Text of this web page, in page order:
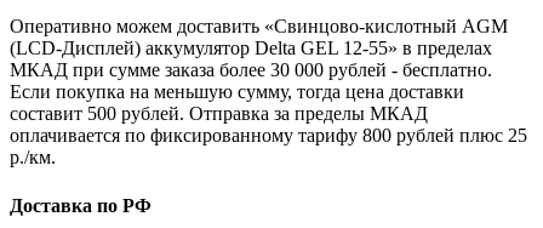
Оперативно можем доставить «Свинцово-кислотный AGM
(LCD-Дисплей) аккумулятор Delta GEL 12-55» в пределах
МКАД при сумме заказа более 30 000 рублей - бесплатно.
Если покупка на меньшую сумму, тогда цена доставки
составит 500 рублей. Отправка за пределы МКАД
оплачивается по фиксированному тарифу 800 рублей плюс 25
р./км.
Доставка по РФ